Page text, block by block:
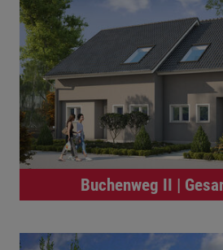
Buchenweg II |